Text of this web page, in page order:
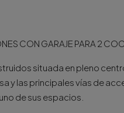
CON GARAJE PARA 2
situada en pleno
y las principales vías de
de sus espacios.